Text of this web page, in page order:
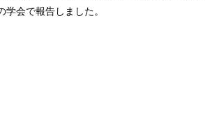
会で報告しました。